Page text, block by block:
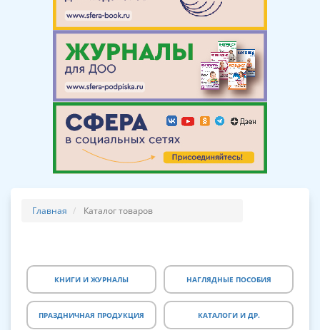
Главная Каталог товаров
КНИГИ И ЖУРНАЛЫ НАГЛЯДНЫЕ ПОСОБИЯ
ПРАЗДНИЧНАЯ ПРОДУКЦИЯ КАТАЛОГИ И ДР.